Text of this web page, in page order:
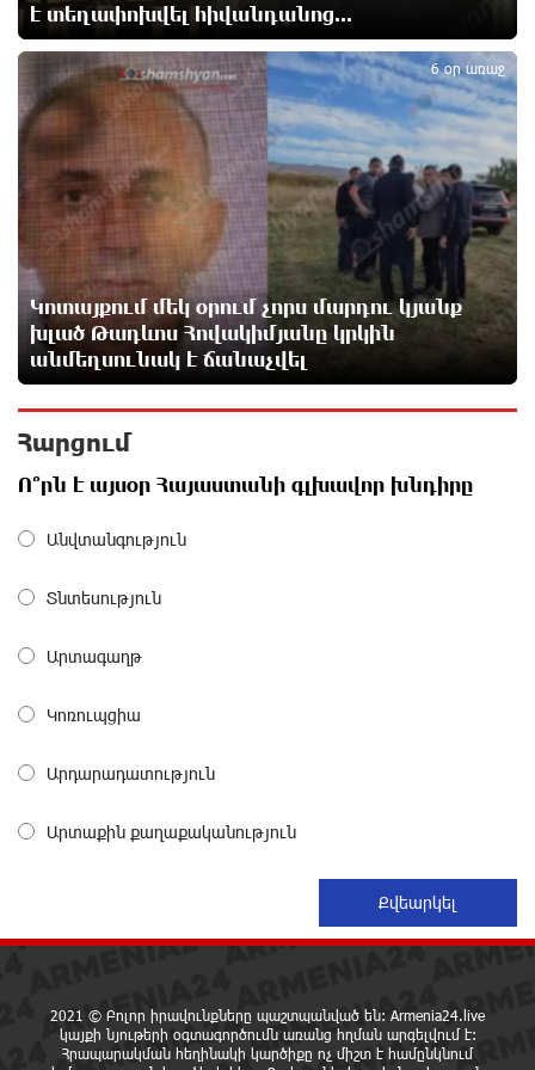
ՈւՂԻՂ. Նարեկ Կարապետյանը հանդես է գալիս
հայտարարությամբ
7 ժամ առաջ
Moody’s-ը IDBank-ի վարկանիշային հեռանկարը
փոխել է դրականի
7 ժամ առաջ
Վեհափառի անձնագրի մեջ գրված է՝ Գարեգին Բ․
նույնիսկ քննիչներն ու դատախազներն են այդպես
29.800 քկմ տարածքը կրճատվեց. Վարդևանյանը՝
Ֆասթ Բանկը Սևան Ստարտափ Սամմիթին
Սավգուլյան
Կաթողիկոսի և հոգևոր դասի ներկայացուցիչների
ուղիղ միջամտություն է Եկեղեցու ներքին գործերին և
ինքնավարությանը. Ղահրամանյան
8 ժամ առաջ
է տեղափոխվել հիվանդանոց...
Կոտայքում մեկ օրում չորս մարդու կյանք
խլած Թադևոս Հովակիմյանը կրկին
անմեղսունակ է ճանաչվել
6 օր առաջ
5
Հարցում
Ո՞րն է այսօր Հայաստանի գլխավոր խնդիրը
Անվտանգություն
Տնտեսություն
Արտագաղթ
Կոռուպցիա
Արդարադատություն
Արտաքին քաղաքականություն
2021 © Բոլոր իրավունքները պաշտպանված են: Armenia24.live
կայքի նյութերի օգտագործումն առանց հղման արգելվում է:
Հրապարակման հեղինակի կարծիքը ոչ միշտ է համընկնում